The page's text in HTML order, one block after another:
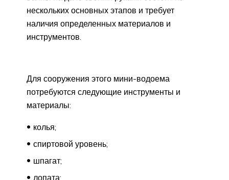
нескольких основных этапов и требует
наличия определенных материалов и
инструментов.
Для сооружения этого мини-водоема
потребуются следующие инструменты и
материалы:
колья;
спиртовой уровень;
шпагат;
лопата;